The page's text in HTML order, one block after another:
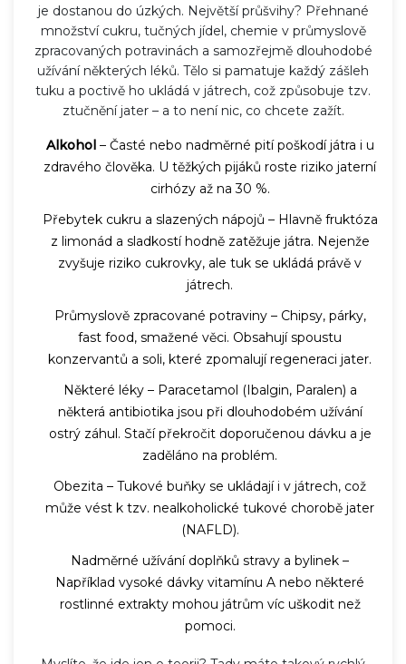
je dostanou do úzkých. Největší průšvihy? Přehnané
množství cukru, tučných jídel, chemie v průmyslově
zpracovaných potravinách a samozřejmě dlouhodobé
užívání některých léků. Tělo si pamatuje každý zášleh
tuku a poctivě ho ukládá v játrech, což způsobuje tzv.
ztučnění jater – a to není nic, co chcete zažít.
Alkohol– Časté nebo nadměrné pití poškodí játra i u
zdravého člověka. U těžkých pijáků roste riziko jaterní
cirhózy až na 30 %.
Přebytek cukru a slazených nápojů – Hlavně fruktóza
z limonád a sladkostí hodně zatěžuje játra. Nejenže
zvyšuje riziko cukrovky, ale tuk se ukládá právě v
játrech.
Průmyslově zpracované potraviny – Chipsy, párky,
fast food, smažené věci. Obsahují spoustu
konzervantů a soli, které zpomalují regeneraci jater.
Některé léky – Paracetamol (Ibalgin, Paralen) a
některá antibiotika jsou při dlouhodobém užívání
ostrý záhul. Stačí překročit doporučenou dávku a je
zaděláno na problém.
Obezita – Tukové buňky se ukládají i v játrech, což
může vést k tzv. nealkoholické tukové chorobě jater
(NAFLD).
Nadměrné užívání doplňků stravy a bylinek –
Například vysoké dávky vitamínu A nebo některé
rostlinné extrakty mohou játrům víc uškodit než
pomoci.